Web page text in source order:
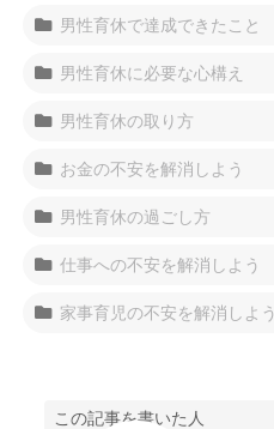
男性育休で達成できたこと
男性育休に必要な心構え
男性育休の取り方
お金の不安を解消しよう
男性育休の過ごし方
仕事への不安を解消しよう
家事育児の不安を解消しよう
この記事を書いた人